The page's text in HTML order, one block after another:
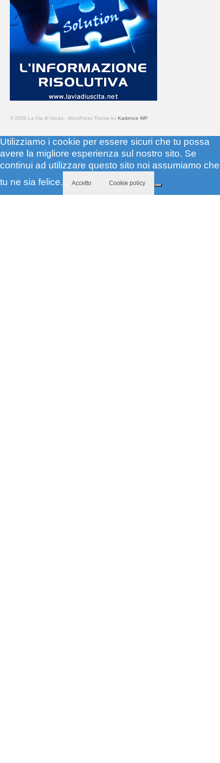
© 2026 La Via di Uscita - WordPress Theme by Kadence WP
Utilizziamo i cookie per essere sicuri che tu possa
avere la migliore esperienza sul nostro sito. Se
continui ad utilizzare questo sito noi assumiamo che
tu ne sia felice.
Accetto Cookie policy